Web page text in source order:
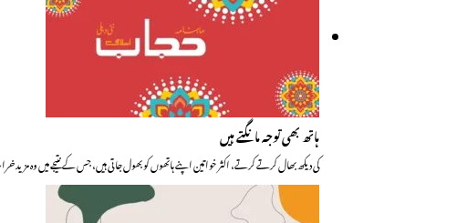
ہاتھ بھی توجہ مانگتے ہیں
کی دیکھ بھال کرتے کرتے، اکثر خواتین اپنے ہاتھوں کو بھول جاتی ہیں، جس کے نتیجے میں وہ